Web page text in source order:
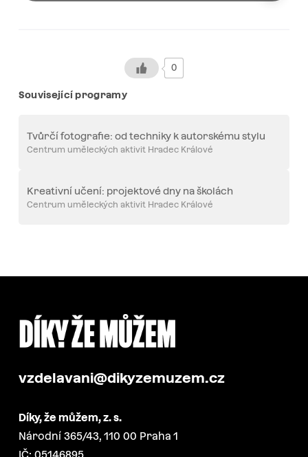
0
Související programy
Tvůrčí fotografie: od techniky k autorskému stylu
Centrum uměleckých aktivit Hradec Králové
Kreativní učení: projektové dny na školách
Centrum uměleckých aktivit Hradec Králové
vzdelavani@dikyzemuzem.cz
Díky, že můžem, z. s.
Národní 365/43, 110 00 Praha 1